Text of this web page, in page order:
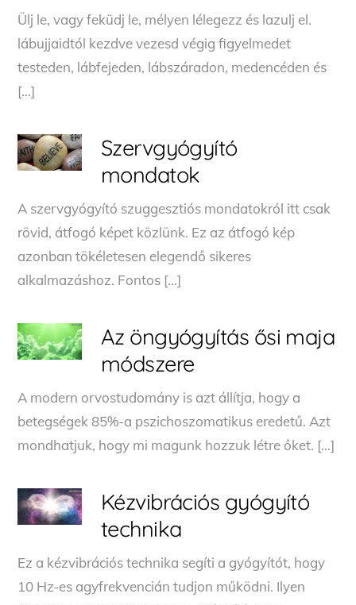
Ülj le, vagy feküdj le, mélyen lélegezz és lazulj el.
lábujjaidtól kezdve vezesd végig figyelmedet
testeden, lábfejeden, lábszáradon, medencéden és
[…]
Szervgyógyító
mondatok
A szervgyógyító szuggesztiós mondatokról itt csak
rövid, átfogó képet közlünk. Ez az átfogó kép
azonban tökéletesen elegendő sikeres
alkalmazáshoz. Fontos […]
Az öngyógyítás ősi maja
módszere
A modern orvostudomány is azt állítja, hogy a
betegségek 85%-a pszichoszomatikus eredetű. Azt
mondhatjuk, hogy mi magunk hozzuk létre őket. […]
Kézvibrációs gyógyító
technika
Ez a kézvibrációs technika segíti a gyógyítót, hogy
10 Hz-es agyfrekvencián tudjon működni. Ilyen